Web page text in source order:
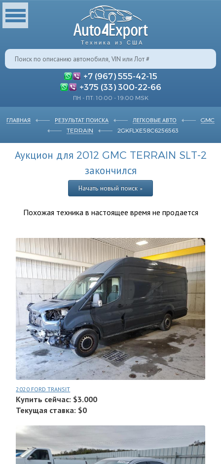
Техника из США
+7 (967) 555-42-15
+375 (33) 300-22-66
ПН - ПТ: 10:00 - 19:00 MSK
ГЛАВНАЯ РЕЗУЛЬТАТ ПОИСКА ЛЕГКОВЫЕ АВТО
GMC
TERRAIN
2GKFLXE58C6256563
Аукцион для 2012 GMC TERRAIN SLT-2
закончился
Начать новый поиск »
Похожая техника в настоящее время не продается
2020 FORD TRANSIT
Купить сейчас: $3.000
Текущая ставка: $0